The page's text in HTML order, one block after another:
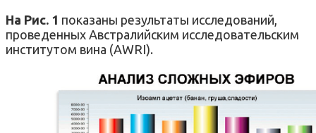
На Рис. 1 показаны результаты исследований,
проведенных Австралийским исследовательским
институтом вина (AWRI).